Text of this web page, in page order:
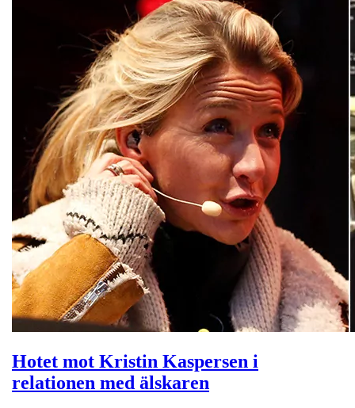
Hotet mot Kristin Kaspersen i
relationen med älskaren